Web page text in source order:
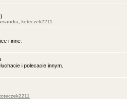
koteczek2211
i inne.
i polecacie innym.